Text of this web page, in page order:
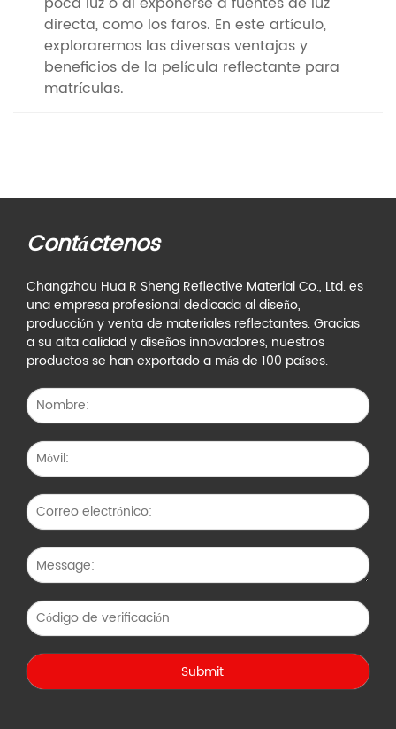
directa, como los faros. En este artículo,
exploraremos las diversas ventajas y
beneficios de la película reflectante para
matrículas.
Contáctenos
Changzhou Hua R Sheng Reflective Material Co., Ltd. es
una empresa profesional dedicada al diseño,
producción y venta de materiales reflectantes. Gracias
a su alta calidad y diseños innovadores, nuestros
productos se han exportado a más de 100 países.